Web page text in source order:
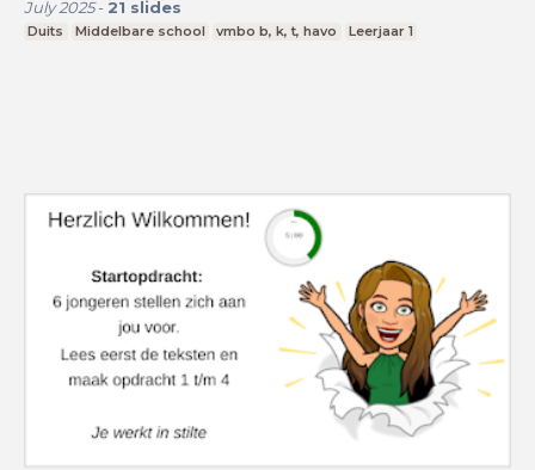
July 2025- 21 slides
Duits Middelbare school vmbo b, k, t, havo Leerjaar 1